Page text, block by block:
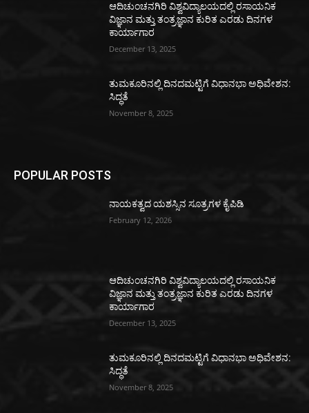
ಆದಿಚುಂಚನಗಿರಿ ವಿಶ್ವವಿದ್ಯಾಲಯದಲ್ಲಿ ರಸಾಯನಿಕ
ವಿಜ್ಞಾನ ಮತ್ತು ತಂತ್ರಜ್ಞಾನ ಕುರಿತ ಎರಡು ದಿನಗಳ
ಕಾರ್ಯಾಗಾರ
December 13, 2025
ತುಮಕೂರಿನಲ್ಲಿ ದಿನದಮಟ್ಟಿಗೆ ವಿಧಾನಭಾ ಅಧಿವೇಶನ:
ಸಿದ್ಧತೆ
November 8, 2025
POPULAR POSTS
ನಾಯಕತ್ವದ ಯಶಸ್ಸಿನ ಸೂತ್ರಗಳ ಕೈಪಿಡಿ
February 12, 2026
ಆದಿಚುಂಚನಗಿರಿ ವಿಶ್ವವಿದ್ಯಾಲಯದಲ್ಲಿ ರಸಾಯನಿಕ
ವಿಜ್ಞಾನ ಮತ್ತು ತಂತ್ರಜ್ಞಾನ ಕುರಿತ ಎರಡು ದಿನಗಳ
ಕಾರ್ಯಾಗಾರ
December 13, 2025
ತುಮಕೂರಿನಲ್ಲಿ ದಿನದಮಟ್ಟಿಗೆ ವಿಧಾನಭಾ ಅಧಿವೇಶನ:
ಸಿದ್ಧತೆ
November 8, 2025